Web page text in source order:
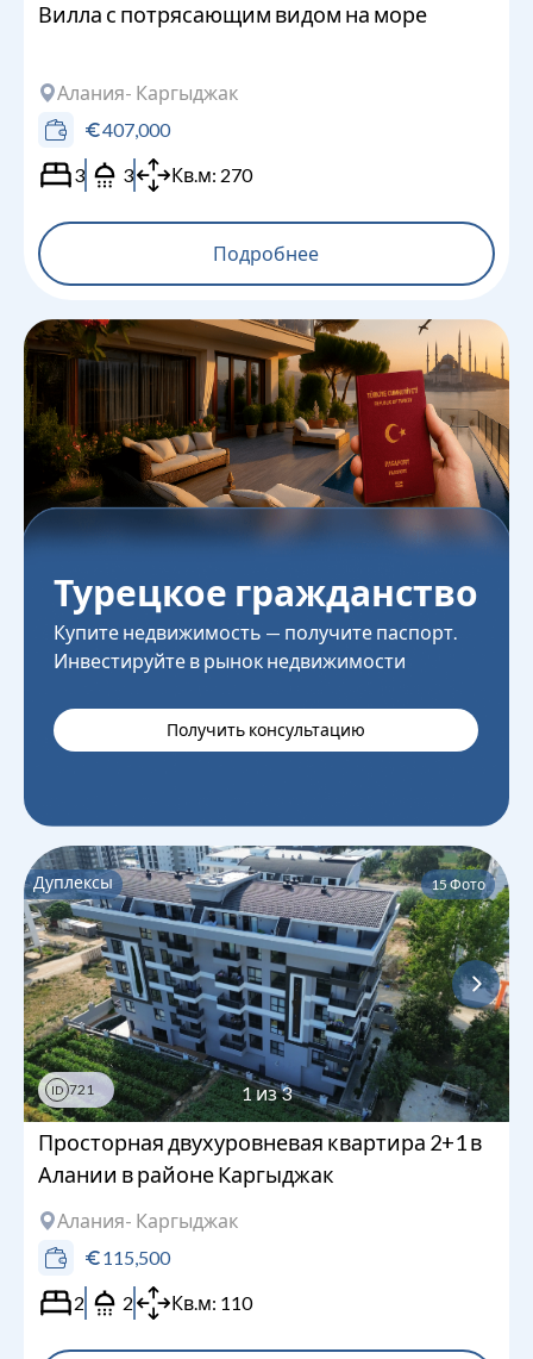
Вилла с потрясающим видом на море
Алания- Каргыджак
407,000
3
3 Кв.м: 270
Подробнее
Турецкое гражданство
Купите недвижимость — получите паспорт.
Инвестируйте в рынок недвижимости
Получить консультацию
Дуплексы 15Фото
ID 721 1из3
Просторная двухуровневая квартира 2+1 в
Алании в районе Каргыджак
Алания- Каргыджак
115,500
2
2 Кв.м: 110